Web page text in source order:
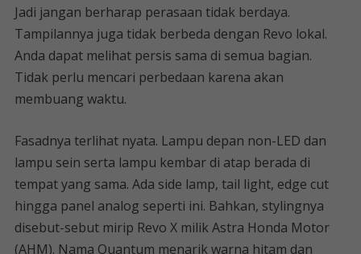
Jadi jangan berharap perasaan tidak berdaya.
Tampilannya juga tidak berbeda dengan Revo lokal.
Anda dapat melihat persis sama di semua bagian.
Tidak perlu mencari perbedaan karena akan
membuang waktu.
Fasadnya terlihat nyata. Lampu depan non-LED dan
lampu sein serta lampu kembar di atap berada di
tempat yang sama. Ada side lamp, tail light, edge cut
hingga panel analog seperti ini. Bahkan, stylingnya
disebut-sebut mirip Revo X milik Astra Honda Motor
(AHM). Nama Quantum menarik warna hitam dan